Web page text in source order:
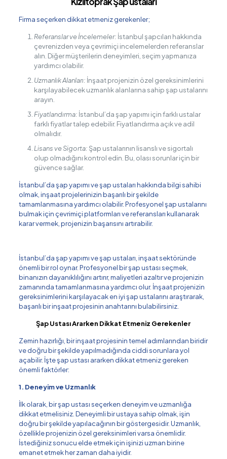
Firma seçerken dikkat etmeniz gerekenler;
Referanslar ve İncelemeler: İstanbul şapcıları hakkında
çevrenizden veya çevrimiçi incelemelerden referanslar
alın. Diğer müşterilerin deneyimleri, seçim yapmanıza
yardımcı olabilir.
Uzmanlık Alanları: İnşaat projenizin özel gereksinimlerini
karşılayabilecek uzmanlık alanlarına sahip şap ustalarını
arayın.
Fiyatlandırma: İstanbul’da şap yapımı için farklı ustalar
farklı fiyatlar talep edebilir. Fiyatlandırma açık ve adil
olmalıdır.
Lisans ve Sigorta: Şap ustalarının lisanslı ve sigortalı
olup olmadığını kontrol edin. Bu, olası sorunlar için bir
güvence sağlar.
İstanbul’da şap yapımı ve şap ustaları hakkında bilgi sahibi
olmak, inşaat projelerinizin başarılı bir şekilde
tamamlanmasına yardımcı olabilir. Profesyonel şap ustalarını
bulmak için çevrimiçi platformları ve referansları kullanarak
karar vermek, projenizin başarısını artırabilir.
İstanbul’da şap yapımı ve şap ustaları, inşaat sektöründe
önemli bir rol oynar. Profesyonel bir şap ustası seçmek,
binanızın dayanıklılığını artırır, maliyetleri azaltır ve projenizin
zamanında tamamlanmasına yardımcı olur. İnşaat projenizin
gereksinimlerini karşılayacak en iyi şap ustalarını araştırarak,
başarılı bir inşaat projesinin anahtarını bulabilirsiniz.
Şap Ustası Ararken Dikkat Etmeniz Gerekenler
Zemin hazırlığı, bir inşaat projesinin temel adımlarından biridir
ve doğru bir şekilde yapılmadığında ciddi sorunlara yol
açabilir. İşte şap ustası ararken dikkat etmeniz gereken
önemli faktörler:
1. Deneyim ve Uzmanlık
İlk olarak, bir şap ustası seçerken deneyim ve uzmanlığa
dikkat etmelisiniz. Deneyimli bir ustaya sahip olmak, işin
doğru bir şekilde yapılacağının bir göstergesidir. Uzmanlık,
özellikle projenizin özel gereksinimleri varsa önemlidir.
İstediğiniz sonucu elde etmek için işinizi uzman birine
emanet etmek her zaman daha iyidir.